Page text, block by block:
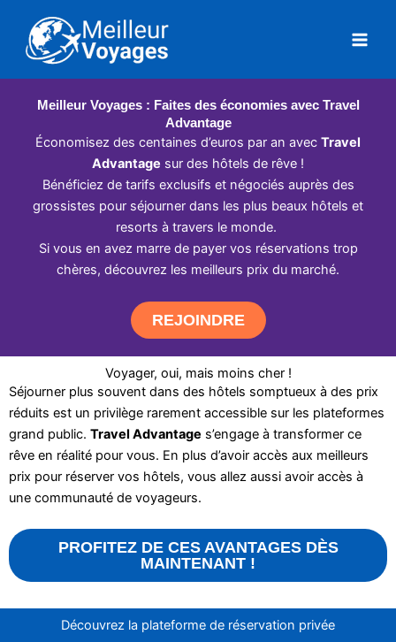
contenu
Meilleur Voyages : Faites des économies avec Travel
Advantage
Économisez des centaines d’euros par an avec Travel
Advantage sur des hôtels de rêve !
Bénéficiez de tarifs exclusifs et négociés auprès des
grossistes pour séjourner dans les plus beaux hôtels et
resorts à travers le monde.
Si vous en avez marre de payer vos réservations trop
chères, découvrez les meilleurs prix du marché.
REJOINDRE
Voyager, oui, mais moins cher !
Séjourner plus souvent dans des hôtels somptueux à des prix
réduits est un privilège rarement accessible sur les plateformes
grand public. Travel Advantage s’engage à transformer ce
rêve en réalité pour vous. En plus d’avoir accès aux meilleurs
prix pour réserver vos hôtels, vous allez aussi avoir accès à
une communauté de voyageurs.
PROFITEZ DE CES AVANTAGES DÈS
MAINTENANT !
Découvrez la plateforme de réservation privée